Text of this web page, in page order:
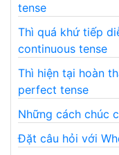
tense
Thì quá khứ tiếp
continuous tense
Thì hiện tại hoàn
perfect tense
Những cách chúc
Đặt câu hỏi với